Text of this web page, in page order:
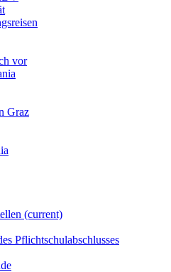
vor
Graz
(current)
Pflichtschulabschlusses